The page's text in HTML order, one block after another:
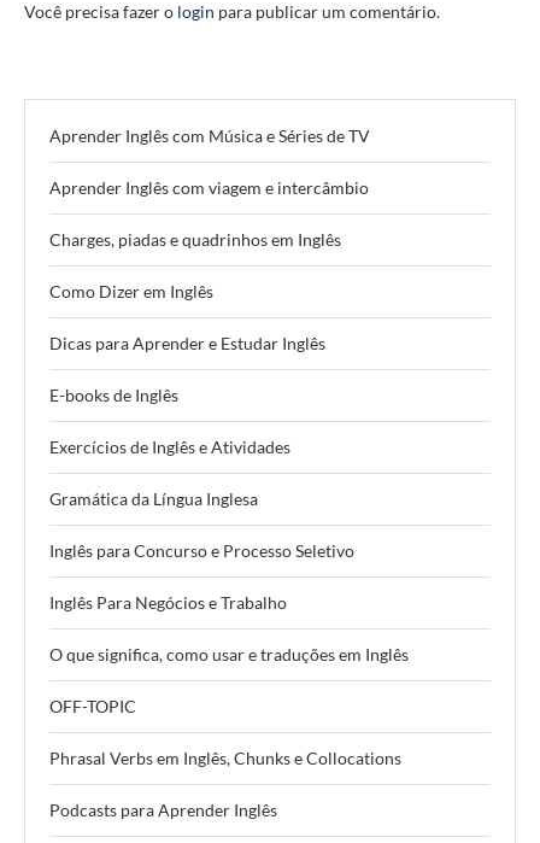
Você precisa fazer o login para publicar um comentário.
Aprender Inglês com Música e Séries de TV
Aprender Inglês com viagem e intercâmbio
Charges, piadas e quadrinhos em Inglês
Como Dizer em Inglês
Dicas para Aprender e Estudar Inglês
E-books de Inglês
Exercícios de Inglês e Atividades
Gramática da Língua Inglesa
Inglês para Concurso e Processo Seletivo
Inglês Para Negócios e Trabalho
O que significa, como usar e traduções em Inglês
OFF-TOPIC
Phrasal Verbs em Inglês, Chunks e Collocations
Podcasts para Aprender Inglês